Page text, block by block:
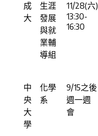
成
大
生涯
發展
與就
業輔
導組
11/28(六)
13:30-
16:30
中
央
大
學
化學
系
9/15之後
週一週
會